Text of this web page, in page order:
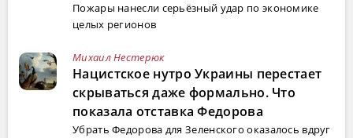
Пожары нанесли серьёзный удар по экономике
целых регионов
Михаил Нестерюк
Нацистское нутро Украины перестает
скрываться даже формально. Что
показала отставка Федорова
Убрать Федорова для Зеленского оказалось вдруг